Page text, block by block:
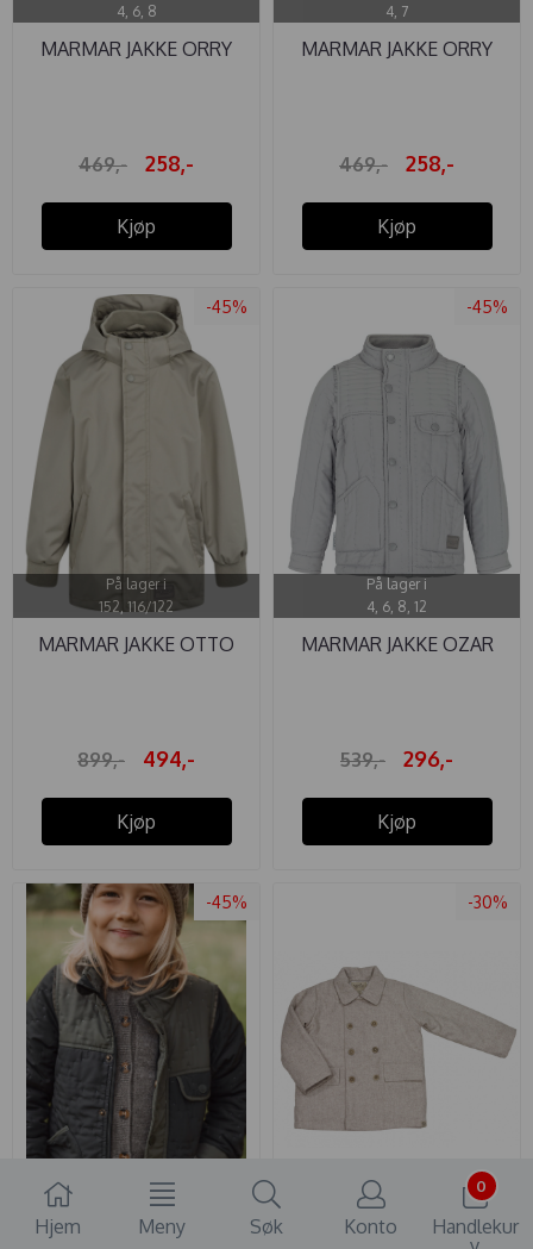
Hjem Meny Søk Konto
0
Handlekur
4, 6, 8
MARMAR JAKKE ORRY
469,- 258,-
Kjøp
4, 7
MARMAR JAKKE ORRY
469,- 258,-
Kjøp
-45%
På lager i
152, 116/122
MARMAR JAKKE OTTO
899,- 494,-
Kjøp
-45%
På lager i
4, 6, 8, 12
MARMAR JAKKE OZAR
539,- 296,-
Kjøp
-45%
På lager i
110, 128
MARMAR JAKKE THERMO
-30%
På lager i
MEMINI JAKKE ROMAN